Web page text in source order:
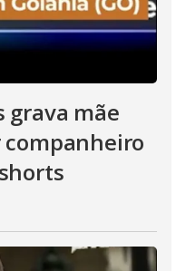
grava mãe
companheiro